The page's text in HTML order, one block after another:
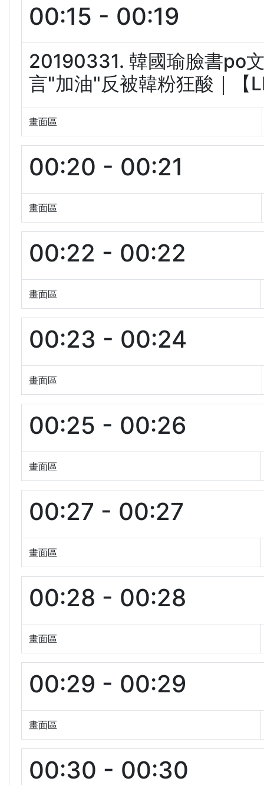
00:15 - 00:19
20190331. 韓國瑜臉書po
言"加油"反被韓粉狂酸｜
畫面區
00:20 - 00:21
畫面區
00:22 - 00:22
畫面區
00:23 - 00:24
畫面區
00:25 - 00:26
畫面區
00:27 - 00:27
畫面區
00:28 - 00:28
畫面區
00:29 - 00:29
畫面區
00:30 - 00:30